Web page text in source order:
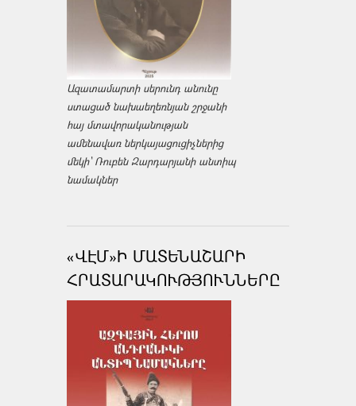
Ազատամարտի սերունդ անունը
ստացած նախաեղեռնյան շրջանի
հայ մտավորականության
ամենավառ ներկայացուցիչներից
մեկի՝ Ռուբեն Զարդարյանի անտիպ
նամակներ
«ՎԷՄ»Ի ՄԱՏԵՆԱՇԱՐԻ
ՀՐԱՏԱՐԱԿՈՒԹՅՈՒՆՆԵՐԸ